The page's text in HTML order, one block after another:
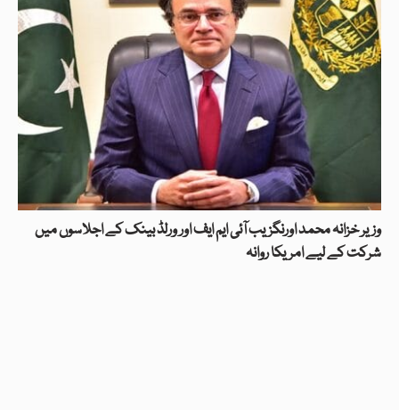
وزیر خزانہ محمد اورنگزیب آئی ایم ایف اور ورلڈ بینک کے اجلاسوں میں
شرکت کے لیے امریکا روانہ